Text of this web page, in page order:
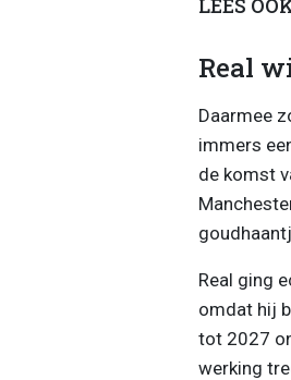
LEES
Real
Daarmee
immers
de komst
Real ging
omdat hij
tot 2027
werking